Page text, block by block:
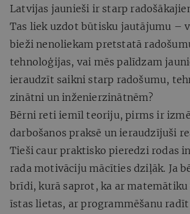
Latvijas jaunieši ir starp
Tas liek uzdot būtisku jautājumu –
bieži nenoliekam pretstatā
tehnoloģijas, vai mēs palīdzam
ieraudzīt saikni starp radošumu,
zinātni un inženierzinātnēm?
Bērni reti iemīl teoriju, pirms ir
darbošanos praksē un ieraudzījuši
Tieši caur praktisko pieredzi rodas
rada motivāciju mācīties dziļāk. Ja
brīdi, kurā saprot, ka ar
īstas lietas, ar programmēšanu